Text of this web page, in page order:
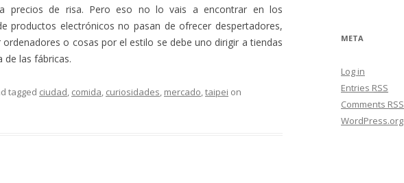
precios de risa. Pero eso no lo vais a encontrar en los
productos electrónicos no pasan de ofrecer despertadores,
o cosas por el estilo se debe uno dirigir a tiendas
de las fábricas.
tagged ciudad, comida, curiosidades, mercado,taipei on
META
Log in
Entries RSS
Comments RSS
WordPress.org